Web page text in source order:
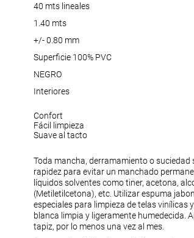
40 mts lineales
1.40 mts
+/- 0.80 mm
Superficie 100% PVC
NEGRO
Interiores
Confort
Fácil limpieza
Suave al tacto
Toda mancha, derramamiento o suciedad
rapidez para evitar un manchado
líquidos solventes como tiner, acetona,
(Metiletilcetona), etc. Utilizar espuma
especiales para limpieza de telas vinílicas
blanca limpia y ligeramente humedecida.
tapiz, por lo menos una vez al mes.